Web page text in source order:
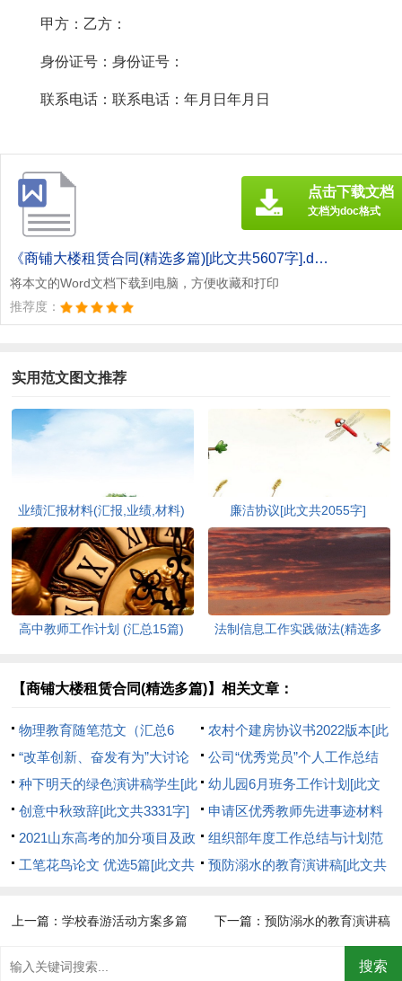
甲方：乙方：
身份证号：身份证号：
联系电话：联系电话：年月日年月日
《商铺大楼租赁合同(精选多篇)[此文共5607字].doc》
将本文的Word文档下载到电脑，方便收藏和打印
推荐度：
点击下载文档
文档为doc格式
实用范文图文推荐
业绩汇报材料(汇报,业绩,材料)
[此文共6149字]
廉洁协议[此文共2055字]
高中教师工作计划 (汇总15篇)
法制信息工作实践做法(精选多
【商铺大楼租赁合同(精选多篇)】相关文章：
物理教育随笔范文（汇总6
篇）[此文共13065字]
农村个建房协议书2022版本[此
文共3307字]
“改革创新、奋发有为”大讨论
专题组织生活会对照检查材料
[此文共1605字]
公司“优秀党员”个人工作总结
[此文共869字]
种下明天的绿色演讲稿学生[此
文共3629字]
幼儿园6月班务工作计划[此文
共2666字]
创意中秋致辞[此文共3331字]
申请区优秀教师先进事迹材料
[此文共1274字]
2021山东高考的加分项目及政
策[此文共1842字]
组织部年度工作总结与计划范
本[此文共8986字]
工笔花鸟论文 优选5篇[此文共
预防溺水的教育演讲稿[此文共
上一篇：学校春游活动方案多篇 下一篇： 预防溺水的教育演讲稿
[此文共4518字]